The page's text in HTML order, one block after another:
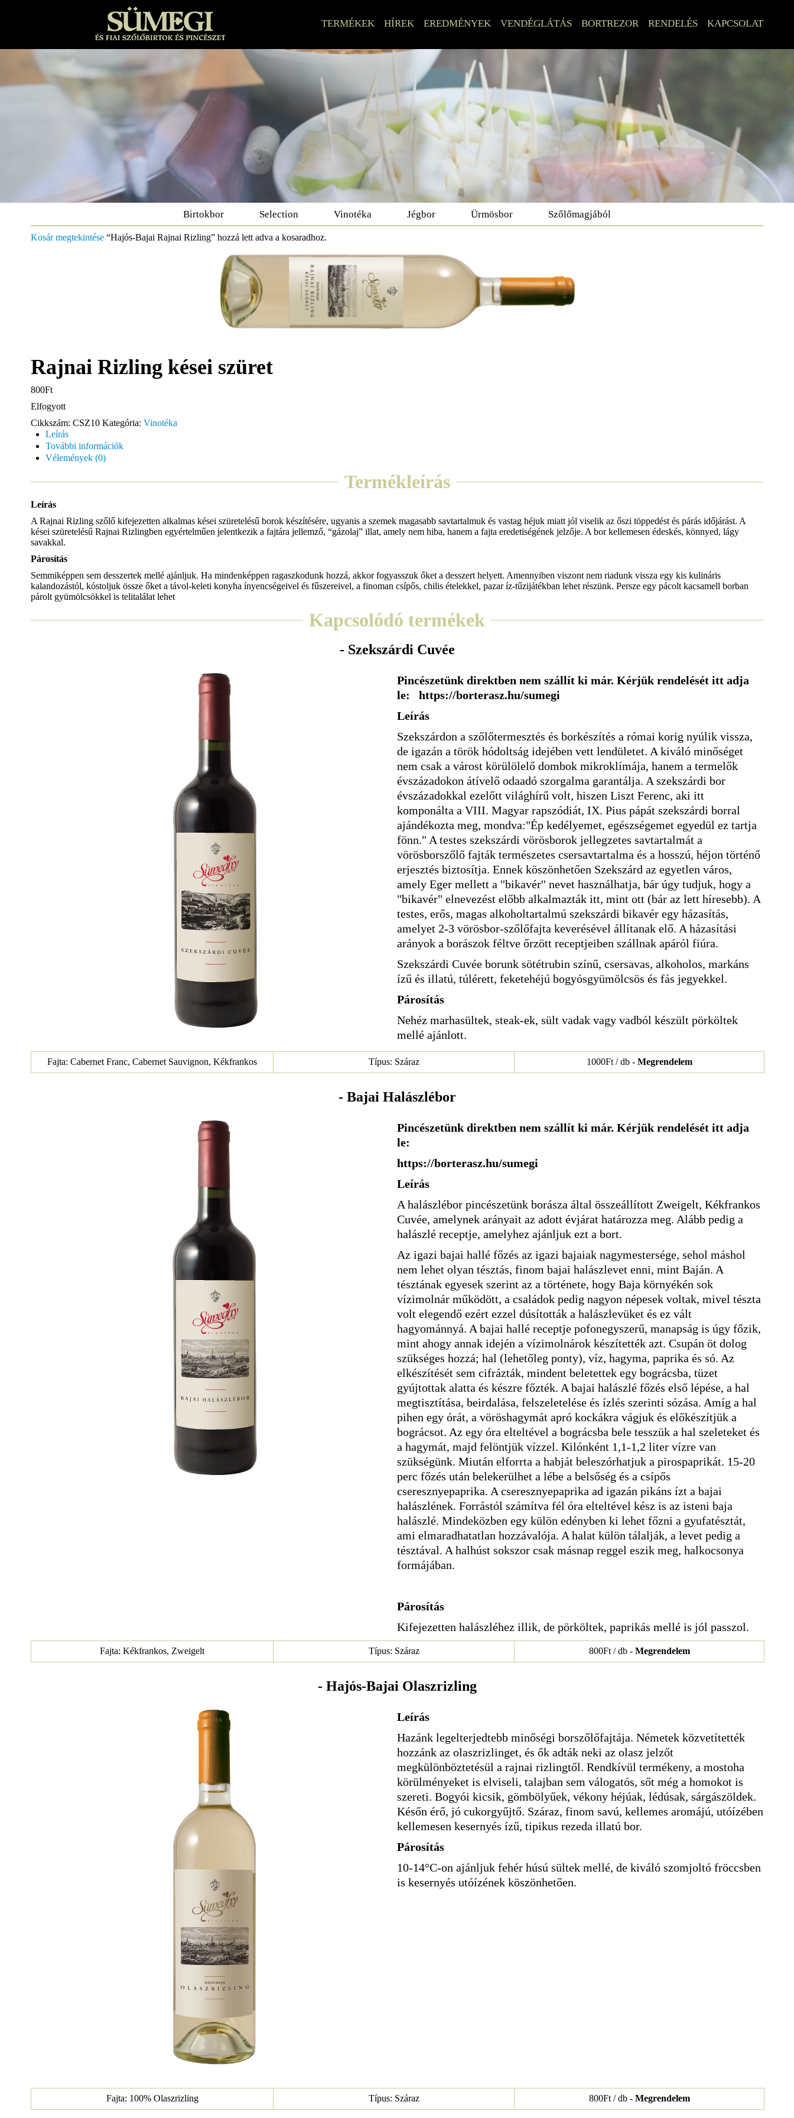
TERMÉKEK HÍREK EREDMÉNYEK VENDÉGLÁTÁS BORTREZOR RENDELÉS KAPCSOLAT
Birtokbor Selection Vinotéka Jégbor Ürmösbor Szőlőmagjából
Kosár megtekintése “Hajós-Bajai Rajnai Rizling” hozzá lett adva a kosaradhoz.
Rajnai Rizling kései szüret
800Ft
Elfogyott
Cikkszám: CSZ10 Kategória: Vinotéka
Leírás
További információk
Vélemények (0)
Termékleírás
Leírás
A Rajnai Rizling szőlő kifejezetten alkalmas kései szüretelésű borok készítésére, ugyanis a szemek magasabb savtartalmuk és vastag héjuk miatt jól viselik az őszi töppedést és párás időjárást. A
kései szüretelésű Rajnai Rizlingben egyértelműen jelentkezik a fajtára jellemző, “gázolaj” illat, amely nem hiba, hanem a fajta eredetiségének jelzője. A bor kellemesen édeskés, könnyed, lágy
savakkal.
Párosítás
Semmiképpen sem desszertek mellé ajánljuk. Ha mindenképpen ragaszkodunk hozzá, akkor fogyasszuk őket a desszert helyett. Amennyiben viszont nem riadunk vissza egy kis kulináris
kalandozástól, kóstoljuk össze őket a távol-keleti konyha ínyencségeivel és fűszereivel, a finoman csípős, chilis ételekkel, pazar íz-tűzijátékban lehet részünk. Persze egy pácolt kacsamell borban
párolt gyümölcsökkel is telitalálat lehet
Kapcsolódó termékek
- Szekszárdi Cuvée
Pincészetünk direktben nem szállít ki már. Kérjük rendelését itt adja
le: https://borterasz.hu/sumegi
Leírás
Szekszárdon a szőlőtermesztés és borkészítés a római korig nyúlik vissza,
de igazán a török hódoltság idejében vett lendületet. A kiváló minőséget
nem csak a várost körülölelő dombok mikroklímája, hanem a termelők
évszázadokon átívelő odaadó szorgalma garantálja. A szekszárdi bor
évszázadokkal ezelőtt világhírű volt, hiszen Liszt Ferenc, aki itt
komponálta a VIII. Magyar rapszódiát, IX. Pius pápát szekszárdi borral
ajándékozta meg, mondva:"Ép kedélyemet, egészségemet egyedül ez tartja
fönn." A testes szekszárdi vörösborok jellegzetes savtartalmát a
vörösborszőlő fajták természetes csersavtartalma és a hosszú, héjon történő
erjesztés biztosítja. Ennek köszönhetően Szekszárd az egyetlen város,
amely Eger mellett a ''bikavér'' nevet használhatja, bár úgy tudjuk, hogy a
"bikavér" elnevezést előbb alkalmazták itt, mint ott (bár az lett híresebb). A
testes, erős, magas alkoholtartalmú szekszárdi bikavér egy házasítás,
amelyet 2-3 vörösbor-szőlőfajta keverésével állítanak elő. A házasítási
arányok a borászok féltve őrzött receptjeiben szállnak apáról fiúra.
Szekszárdi Cuvée borunk sötétrubin színű, csersavas, alkoholos, markáns
ízű és illatú, túlérett, feketehéjú bogyósgyümölcsös és fás jegyekkel.
Párosítás
Nehéz marhasültek, steak-ek, sült vadak vagy vadból készült pörköltek
mellé ajánlott.
Fajta: Cabernet Franc, Cabernet Sauvignon, Kékfrankos Típus: Száraz 1000Ft / db - Megrendelem
- Bajai Halászlébor
Pincészetünk direktben nem szállít ki már. Kérjük rendelését itt adja
le:
https://borterasz.hu/sumegi
Leírás
A halászlébor pincészetünk borásza által összeállított Zweigelt, Kékfrankos
Cuvée, amelynek arányait az adott évjárat határozza meg. Alább pedig a
halászlé receptje, amelyhez ajánljuk ezt a bort.
Az igazi bajai hallé főzés az igazi bajaiak nagymestersége, sehol máshol
nem lehet olyan tésztás, finom bajai halászlevet enni, mint Baján. A
tésztának egyesek szerint az a története, hogy Baja környékén sok
vízimolnár működött, a családok pedig nagyon népesek voltak, mivel tészta
volt elegendő ezért ezzel dúsították a halászlevüket és ez vált
hagyománnyá. A bajai hallé receptje pofonegyszerű, manapság is úgy főzik,
mint ahogy annak idején a vízimolnárok készítették azt. Csupán öt dolog
szükséges hozzá; hal (lehetőleg ponty), víz, hagyma, paprika és só. Az
elkészítését sem cifrázták, mindent beletettek egy bográcsba, tüzet
gyújtottak alatta és készre főzték. A bajai halászlé főzés első lépése, a hal
megtisztítása, beirdalása, felszeletelése és ízlés szerinti sózása. Amíg a hal
pihen egy órát, a vöröshagymát apró kockákra vágjuk és előkészítjük a
bográcsot. Az egy óra elteltével a bográcsba bele tesszük a hal szeleteket és
a hagymát, majd felöntjük vízzel. Kilónként 1,1-1,2 liter vízre van
szükségünk. Miután elforrta a habját beleszórhatjuk a pirospaprikát. 15-20
perc főzés után belekerülhet a lébe a belsőség és a csípős
cseresznyepaprika. A cseresznyepaprika ad igazán pikáns ízt a bajai
halászlének. Forrástól számítva fél óra elteltével kész is az isteni baja
halászlé. Mindeközben egy külön edényben ki lehet főzni a gyufatésztát,
ami elmaradhatatlan hozzávalója. A halat külön tálalják, a levet pedig a
tésztával. A halhúst sokszor csak másnap reggel eszik meg, halkocsonya
formájában.
Párosítás
Kifejezetten halászléhez illik, de pörköltek, paprikás mellé is jól passzol.
Fajta: Kékfrankos, Zweigelt Típus: Száraz 800Ft / db - Megrendelem
- Hajós-Bajai Olaszrizling
Leírás
Hazánk legelterjedtebb minőségi borszőlőfajtája. Németek közvetítették
hozzánk az olaszrizlinget, és ők adták neki az olasz jelzőt
megkülönböztetésül a rajnai rizlingtől. Rendkívül termékeny, a mostoha
körülményeket is elviseli, talajban sem válogatós, sőt még a homokot is
szereti. Bogyói kicsik, gömbölyűek, vékony héjúak, lédúsak, sárgászöldek.
Későn érő, jó cukorgyűjtő. Száraz, finom savú, kellemes aromájú, utóízében
kellemesen kesernyés ízű, tipikus rezeda illatú bor.
Párosítás
10-14°C-on ajánljuk fehér húsú sültek mellé, de kiváló szomjoltó fröccsben
is kesernyés utóízének köszönhetően.
Fajta: 100% Olaszrizling Típus: Száraz 800Ft / db - Megrendelem